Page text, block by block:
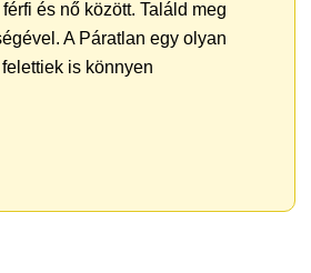
és nő között. Találd meg
A Páratlan egy olyan
is könnyen